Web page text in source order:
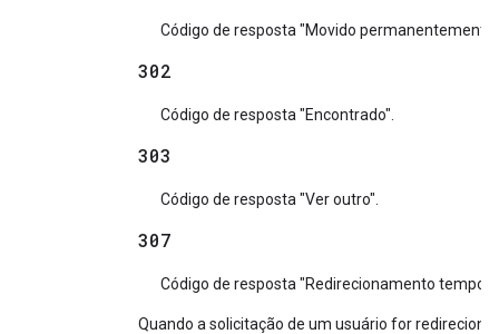
Código de resposta "Movido
302
Código de resposta "Encontrado".
303
Código de resposta "Ver outro".
307
Código de resposta "Redirecionamento
Quando a solicitação de um usuário for